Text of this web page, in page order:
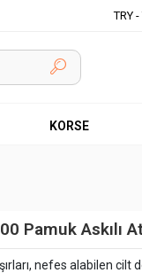
TRY
KORSE
Pamuk Askılı
nefes alabilen cilt